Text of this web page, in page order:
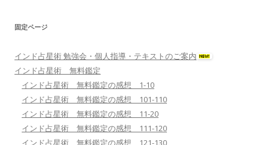
固定ページ
インド占星術 勉強会・個人指導・テキストのご案内
インド占星術 無料鑑定
インド占星術 無料鑑定の感想 1-10
インド占星術 無料鑑定の感想 101-110
インド占星術 無料鑑定の感想 11-20
インド占星術 無料鑑定の感想 111-120
インド占星術 無料鑑定の感想 121-130